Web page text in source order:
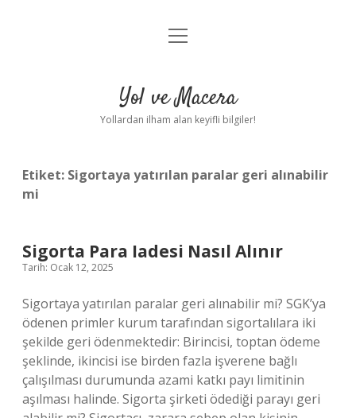
Anasayfa
Yasal Uyarı
menüyü
Yol ve Macera
Yollardan ilham alan keyifli bilgiler!
Etiket: Sigortaya yatırılan paralar geri alınabilir
mi
Sigorta Para Iadesi Nasıl Alınır
Tarih: Ocak 12, 2025
Sigortaya yatırılan paralar geri alınabilir mi? SGK’ya
ödenen primler kurum tarafından sigortalılara iki
şekilde geri ödenmektedir: Birincisi, toptan ödeme
şeklinde, ikincisi ise birden fazla işverene bağlı
çalışılması durumunda azami katkı payı limitinin
aşılması halinde. Sigorta şirketi ödediği parayı geri